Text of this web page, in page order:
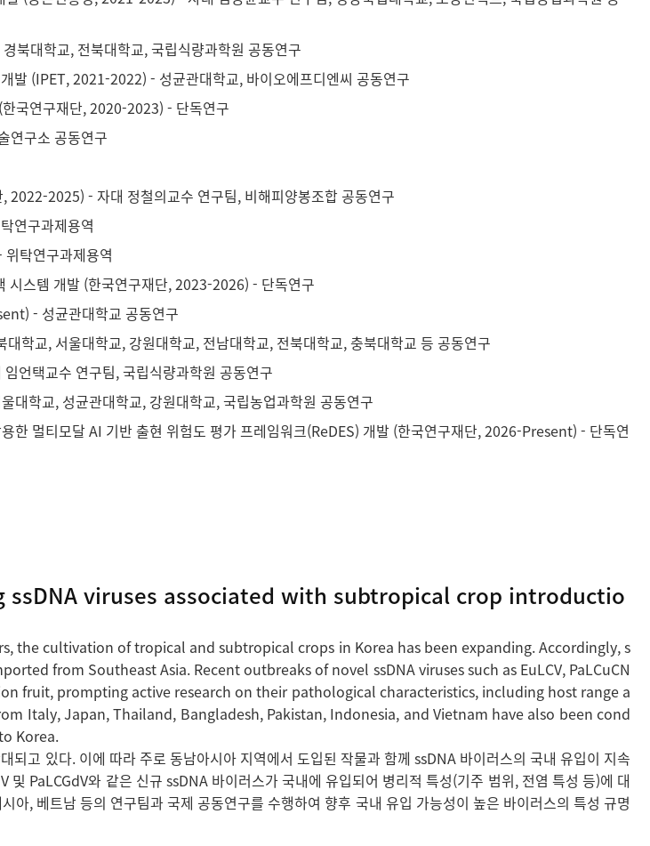
북대학교, 전북대학교, 국립식량과학원 공동연구
발 (IPET, 2021-2022) - 성균관대학교, 바이오에프디엔씨 공동연구
국연구재단, 2020-2023) - 단독연구
연구소 공동연구
2022-2025) - 자대 정철의교수 연구팀, 비해피양봉조합 공동연구
연구과제용역
탁연구과제용역
시스템 개발 (한국연구재단, 2023-2026) - 단독연구
- 성균관대학교 공동연구
학교, 서울대학교, 강원대학교, 전남대학교, 전북대학교, 충북대학교 등 공동연구
언택교수 연구팀, 국립식량과학원 공동연구
학교, 성균관대학교, 강원대학교, 국립농업과학원 공동연구
멀티모달 AI 기반 출현 위험도 평가 프레임워크(ReDES) 개발 (한국연구재단, 2026-Present) - 단독연
viruses associated with subtropical crop introductio
the cultivation of tropical and subtropical crops in Korea has been expanding. Accordingly, s
from Southeast Asia. Recent outbreaks of novel ssDNA viruses such as EuLCV, PaLCuCN
fruit, prompting active research on their pathological characteristics, including host range a
Italy, Japan, Thailand, Bangladesh, Pakistan, Indonesia, and Vietnam have also been cond
Korea.
고 있다. 이에 따라 주로 동남아시아 지역에서 도입된 작물과 함께 ssDNA 바이러스의 국내 유입이 지속
PaLCGdV와 같은 신규 ssDNA 바이러스가 국내에 유입되어 병리적 특성(기주 범위, 전염 특성 등)에 대
, 베트남 등의 연구팀과 국제 공동연구를 수행하여 향후 국내 유입 가능성이 높은 바이러스의 특성 규명